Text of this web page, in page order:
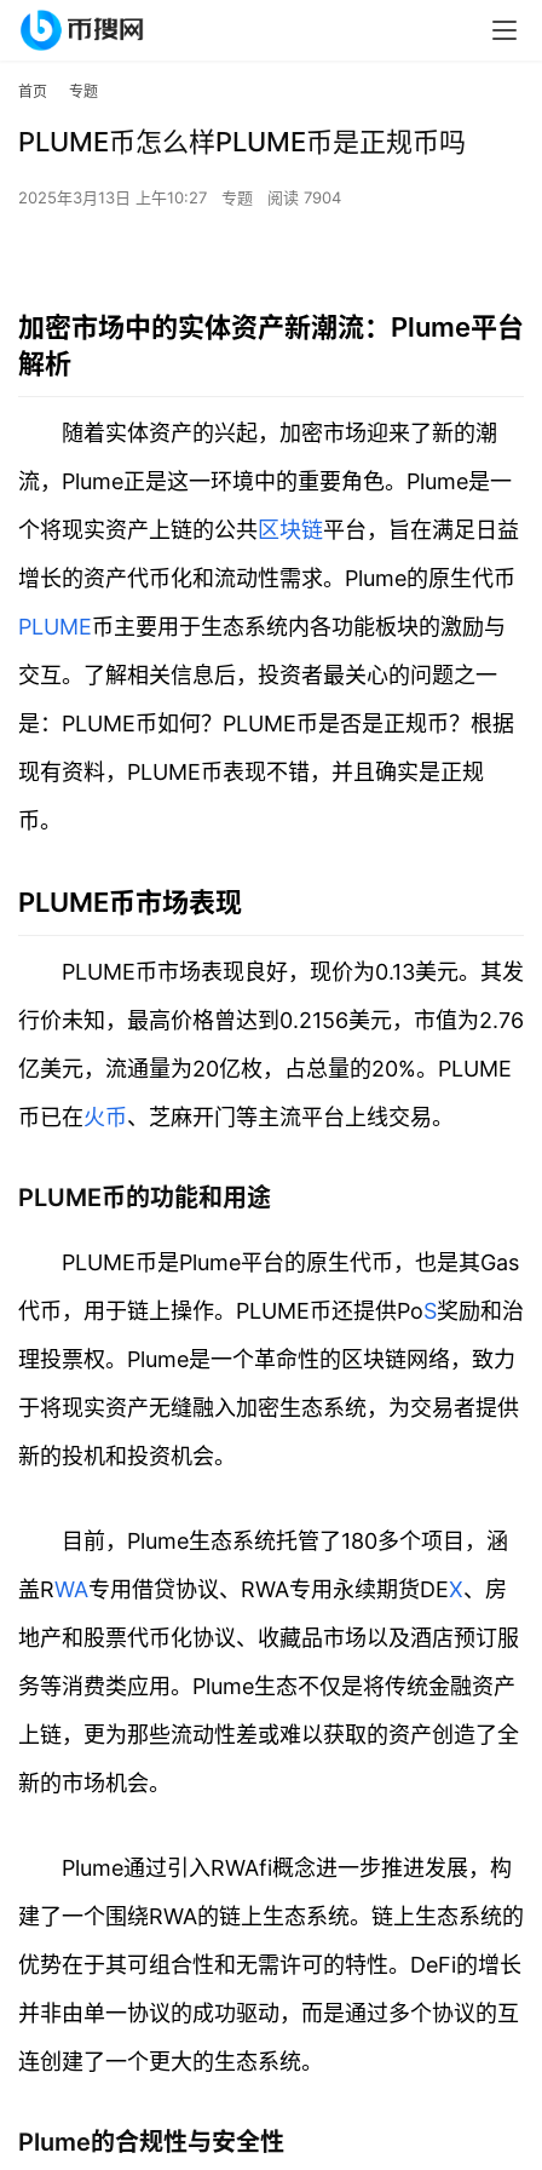
首页 专题
PLUME币怎么样PLUME币是正规币吗
2025年3月13日 上午10:27 专题 阅读 7904
加密市场中的实体资产新潮流：Plume平台
解析
随着实体资产的兴起，加密市场迎来了新的潮
流，Plume正是这一环境中的重要角色。Plume是一
个将现实资产上链的公共区块链平台，旨在满足日益
增长的资产代币化和流动性需求。Plume的原生代币
PLUME币主要用于生态系统内各功能板块的激励与
交互。了解相关信息后，投资者最关心的问题之一
是：PLUME币如何？PLUME币是否是正规币？根据
现有资料，PLUME币表现不错，并且确实是正规
币。
PLUME币市场表现
PLUME币市场表现良好，现价为0.13美元。其发
行价未知，最高价格曾达到0.2156美元，市值为2.76
亿美元，流通量为20亿枚，占总量的20%。PLUME
币已在火币、芝麻开门等主流平台上线交易。
PLUME币的功能和用途
PLUME币是Plume平台的原生代币，也是其Gas
代币，用于链上操作。PLUME币还提供PoS奖励和治
理投票权。Plume是一个革命性的区块链网络，致力
于将现实资产无缝融入加密生态系统，为交易者提供
新的投机和投资机会。
目前，Plume生态系统托管了180多个项目，涵
盖RWA专用借贷协议、RWA专用永续期货DEX、房
地产和股票代币化协议、收藏品市场以及酒店预订服
务等消费类应用。Plume生态不仅是将传统金融资产
上链，更为那些流动性差或难以获取的资产创造了全
新的市场机会。
Plume通过引入RWAfi概念进一步推进发展，构
建了一个围绕RWA的链上生态系统。链上生态系统的
优势在于其可组合性和无需许可的特性。DeFi的增长
并非由单一协议的成功驱动，而是通过多个协议的互
连创建了一个更大的生态系统。
Plume的合规性与安全性